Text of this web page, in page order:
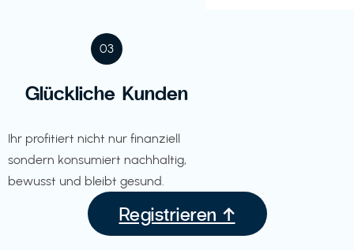
03
Glückliche Kunden
Ihr profitiert nicht nur finanziell
sondern konsumiert nachhaltig,
bewusst und bleibt gesund.
Registrieren ↑